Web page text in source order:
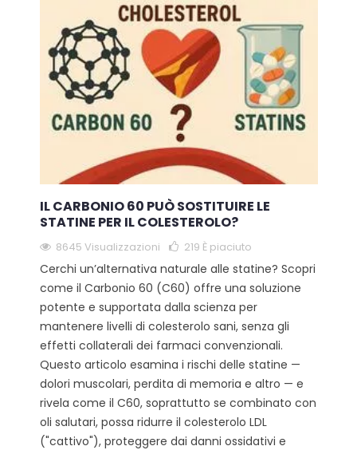
IL CARBONIO 60 PUÒ SOSTITUIRE LE
STATINE PER IL COLESTEROLO?
8645 Visualizzazioni 219 È piaciuto
Cerchi un’alternativa naturale alle statine? Scopri
come il Carbonio 60 (C60) offre una soluzione
potente e supportata dalla scienza per
mantenere livelli di colesterolo sani, senza gli
effetti collaterali dei farmaci convenzionali.
Questo articolo esamina i rischi delle statine —
dolori muscolari, perdita di memoria e altro — e
rivela come il C60, soprattutto se combinato con
oli salutari, possa ridurre il colesterolo LDL
("cattivo"), proteggere dai danni ossidativi e